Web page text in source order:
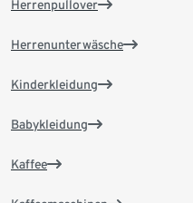
Herrenpullover
Herrenunterwäsche
Kinderkleidung
Babykleidung
Kaffee